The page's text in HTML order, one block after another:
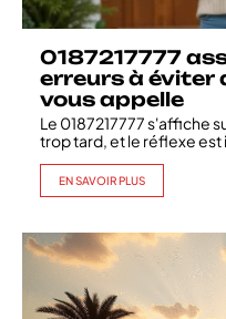
0187217777
erreurs à éviter
vous appelle
Le 0187217777 s'affiche
trop tard, et le réflexe
EN SAVOIR PLUS